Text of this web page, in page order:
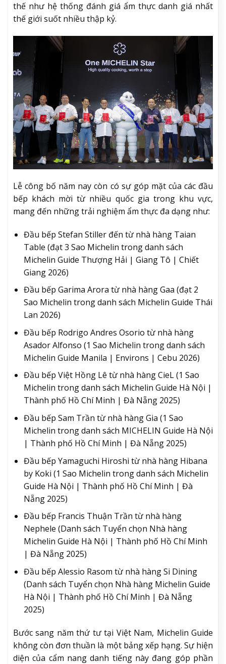
thế như hệ thống đánh giá ẩm thực danh giá nhất
thế giới suốt nhiều thập kỷ.
Lễ công bố năm nay còn có sự góp mặt của các đầu
bếp khách mời từ nhiều quốc gia trong khu vực,
mang đến những trải nghiệm ẩm thực đa dạng như:
Đầu bếp Stefan Stiller đến từ nhà hàng Taian
Table (đạt 3 Sao Michelin trong danh sách
Michelin Guide Thượng Hải | Giang Tô | Chiết
Giang 2026)
Đầu bếp Garima Arora từ nhà hàng Gaa (đạt 2
Sao Michelin trong danh sách Michelin Guide Thái
Lan 2026)
Đầu bếp Rodrigo Andres Osorio từ nhà hàng
Asador Alfonso (1 Sao Michelin trong danh sách
Michelin Guide Manila | Environs | Cebu 2026)
Đầu bếp Việt Hồng Lê từ nhà hàng CieL​ (1 Sao
Michelin trong danh sách Michelin Guide Hà Nội |
Thành phố Hồ Chí Minh | Đà Nẵng 2025)
Đầu bếp Sam Trần từ nhà hàng Gia (1 Sao
Michelin trong danh sách MICHELIN Guide Hà Nội
| Thành phố Hồ Chí Minh | Đà Nẵng 2025)
Đầu bếp Yamaguchi Hiroshi từ nhà hàng Hibana
by Koki​ (1 Sao Michelin trong danh sách Michelin
Guide Hà Nội | Thành phố Hồ Chí Minh | Đà
Nẵng 2025)
Đầu bếp Francis Thuận Trần từ nhà hàng
Nephele (Danh sách Tuyển chọn Nhà hàng
Michelin Guide Hà Nội | Thành phố Hồ Chí Minh
| Đà Nẵng 2025)
Đầu bếp Alessio Rasom từ nhà hàng Si Dining
(Danh sách Tuyển chọn Nhà hàng Michelin Guide
Hà Nội | Thành phố Hồ Chí Minh | Đà Nẵng
2025)
Bước sang năm thứ tư tại Việt Nam, Michelin Guide
không còn đơn thuần là một bảng xếp hạng. Sự hiện
diện của cẩm nang danh tiếng này đang góp phần